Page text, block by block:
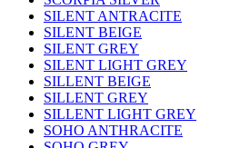
SILENT ANTRACITE
SILENT BEIGE
SILENT GREY
SILENT LIGHT GREY
SILLENT BEIGE
SILLENT GREY
SILLENT LIGHT GREY
SOHO ANTHRACITE